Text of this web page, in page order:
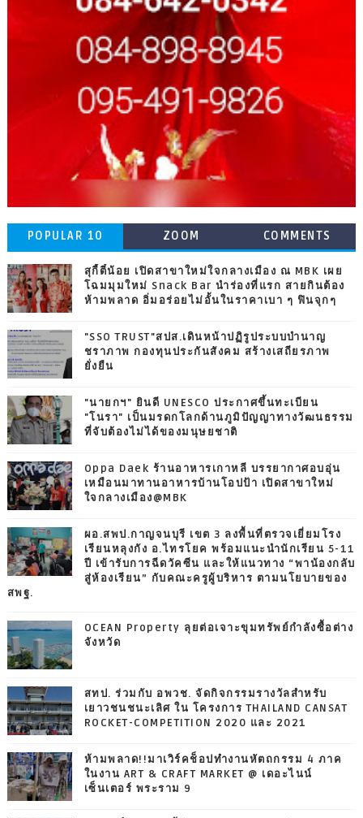
POPULAR 10 ZOOM COMMENTS
สุกี้ตี๋น้อย เปิดสาขาใหม่ใจกลางเมือง ณ MBK เผย
โฉมมุมใหม่ Snack Bar นำร่องที่แรก สายกินต้อง
ห้ามพลาด อิ่มอร่อยไม่อั้นในราคาเบา ๆ ฟินจุกๆ
"SSO TRUST"สปส.เดินหน้าปฏิรูประบบบำนาญ
ชราภาพ กองทุนประกันสังคม สร้างเสถียรภาพ
ยั่งยืน
"นายกฯ" ยินดี UNESCO ประกาศขึ้นทะเบียน
"โนรา" เป็นมรดกโลกด้านภูมิปัญญาทางวัฒนธรรม
ที่จับต้องไม่ได้ของมนุษยชาติ
Oppa Daek ร้านอาหารเกาหลี บรรยากาศอบอุ่น
เหมือนมาทานอาหารบ้านโอปป้า เปิดสาขาใหม่
ใจกลางเมือง@MBK
ผอ.สพป.กาญจนบุรี เขต 3 ลงพื้นที่ตรวจเยี่ยมโรง
เรียนหลุงกัง อ.ไทรโยค พร้อมแนะนำนักเรียน 5-11
ปี เข้ารับการฉีดวัคซีน และให้แนวทาง “พาน้องกลับ
สู่ห้องเรียน” กับคณะครูผู้บริหาร ตามนโยบายของ
สพฐ.
OCEAN Property ลุยต่อเจาะขุมทรัพย์กำลังซื้อต่าง
จังหวัด
สทป. ร่วมกับ อพวช. จัดกิจกรรมรางวัลสำหรับ
เยาวชนชนะเลิศ ใน โครงการ THAILAND CANSAT
ROCKET-COMPETITION 2020 และ 2021
ห้ามพลาด!!มาเวิร์คช็อปทำงานหัตถกรรม 4 ภาค
ในงาน ART & CRAFT MARKET @ เดอะไนน์
เซ็นเตอร์ พระราม 9